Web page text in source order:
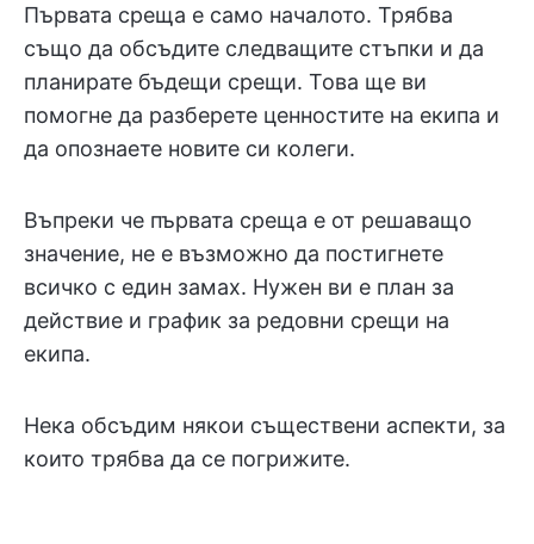
Първата среща е само началото. Трябва
също да обсъдите следващите стъпки и да
планирате бъдещи срещи. Това ще ви
помогне да разберете ценностите на екипа и
да опознаете новите си колеги.
Въпреки че първата среща е от решаващо
значение, не е възможно да постигнете
всичко с един замах. Нужен ви е план за
действие и график за редовни срещи на
екипа.
Нека обсъдим някои съществени аспекти, за
които трябва да се погрижите.